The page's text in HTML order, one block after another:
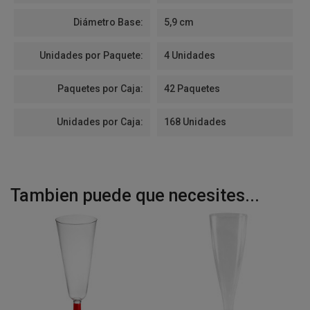
Diámetro Base: 5,9 cm
Unidades por Paquete: 4 Unidades
Paquetes por Caja: 42 Paquetes
Unidades por Caja: 168 Unidades
Tambien puede que necesites...